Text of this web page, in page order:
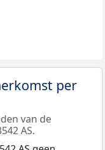
per
van de
AS.